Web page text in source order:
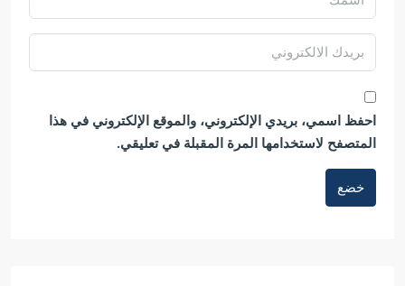
احفظ اسمي، بريدي الإلكتروني، والموقع الإلكتروني في هذا
المتصفح لاستخدامها المرة المقبلة في تعليقي.
خضع